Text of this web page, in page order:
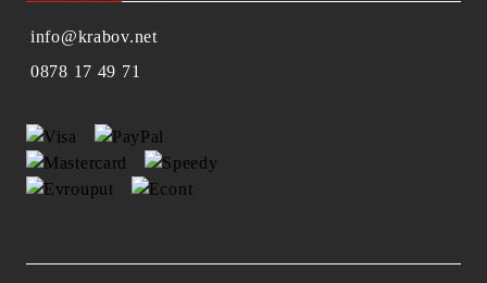
info@krabov.net
0878 17 49 71